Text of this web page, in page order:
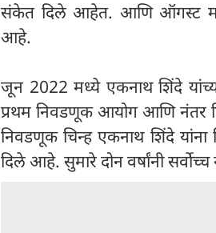
संकेत दिले आहेत. आणि ऑगस्ट
आहे.
जून 2022 मध्ये एकनाथ शिंदे
प्रथम निवडणूक आयोग आणि नंतर
निवडणूक चिन्ह एकनाथ शिंदे यांना
दिले आहे. सुमारे दोन वर्षांनी